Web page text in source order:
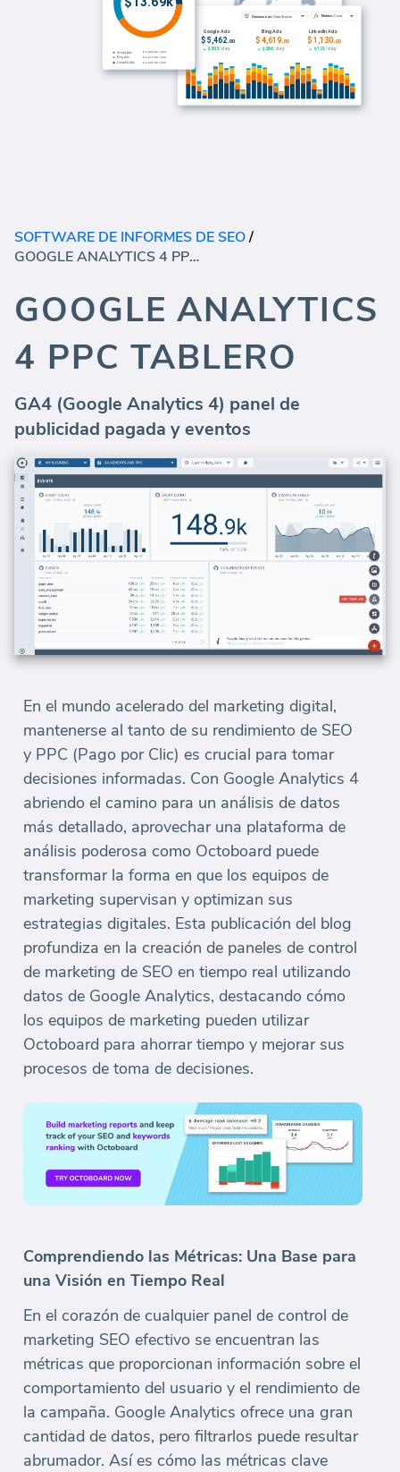
SOFTWARE DE INFORMES DE SEO/
GOOGLE ANALYTICS 4 PPC TABLERO
GOOGLE ANALYTICS
4 PPC TABLERO
GA4 (Google Analytics 4) panel de
publicidad pagada y eventos
En el mundo acelerado del marketing digital,
mantenerse al tanto de su rendimiento de SEO
y PPC (Pago por Clic) es crucial para tomar
decisiones informadas. Con Google Analytics 4
abriendo el camino para un análisis de datos
más detallado, aprovechar una plataforma de
análisis poderosa como Octoboard puede
transformar la forma en que los equipos de
marketing supervisan y optimizan sus
estrategias digitales. Esta publicación del blog
profundiza en la creación de paneles de control
de marketing de SEO en tiempo real utilizando
datos de Google Analytics, destacando cómo
los equipos de marketing pueden utilizar
Octoboard para ahorrar tiempo y mejorar sus
procesos de toma de decisiones.
Comprendiendo las Métricas: Una Base para
una Visión en Tiempo Real
En el corazón de cualquier panel de control de
marketing SEO efectivo se encuentran las
métricas que proporcionan información sobre el
comportamiento del usuario y el rendimiento de
la campaña. Google Analytics ofrece una gran
cantidad de datos, pero filtrarlos puede resultar
abrumador. Así es cómo las métricas clave